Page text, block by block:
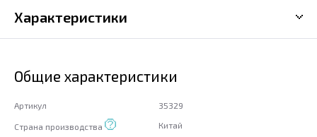
Характеристики
Общие характеристики
Артикул 35329
Страна производства Китай